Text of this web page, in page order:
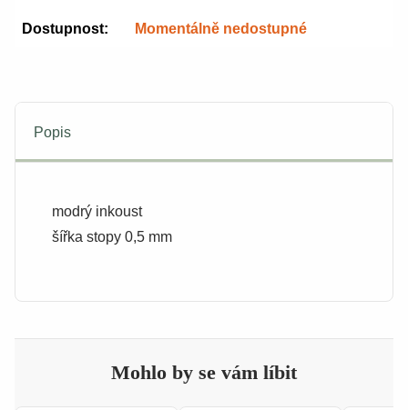
Dostupnost: Momentálně nedostupné
Popis
modrý inkoust
šířka stopy 0,5 mm
Mohlo by se vám líbit